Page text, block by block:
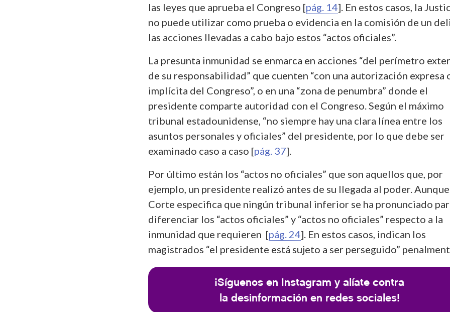
las leyes que aprueba el Congreso [pág. 14]. En estos casos, la
no puede utilizar como prueba o evidencia en la comisión de un
las acciones llevadas a cabo bajo estos “actos oficiales”.
La presunta inmunidad se enmarca en acciones “del perímetro
de su responsabilidad” que cuenten “con una autorización expresa
implícita del Congreso”, o en una “zona de penumbra” donde el
presidente comparte autoridad con el Congreso. Según el máximo
tribunal estadounidense, “no siempre hay una clara línea entre los
asuntos personales y oficiales” del presidente, por lo que debe ser
examinado caso a caso [pág. 37].
Por último están los “actos no oficiales” que son aquellos que, por
ejemplo, un presidente realizó antes de su llegada al poder.
Corte especifica que ningún tribunal inferior se ha pronunciado
diferenciar los “actos oficiales” y “actos no oficiales” respecto a la
inmunidad que requieren [pág. 24]. En estos casos, indican los
magistrados “el presidente está sujeto a ser perseguido”
¡Síguenos en Instagram y alíate contra
la desinformación en redes sociales!